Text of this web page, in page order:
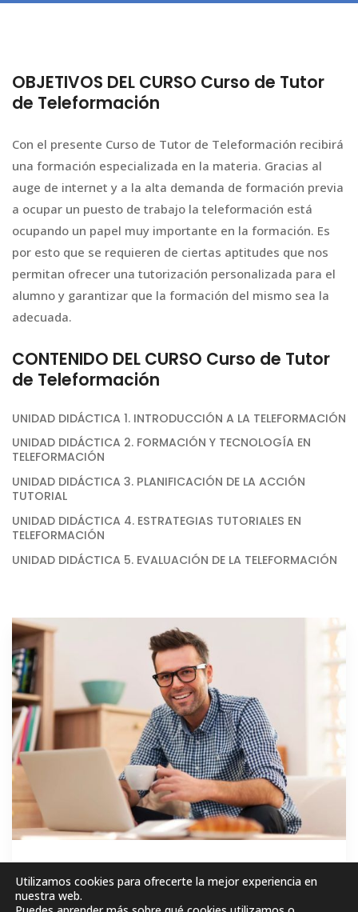
OBJETIVOS DEL CURSO Curso de Tutor
de Teleformación
Con el presente Curso de Tutor de Teleformación recibirá
una formación especializada en la materia. Gracias al
auge de internet y a la alta demanda de formación previa
a ocupar un puesto de trabajo la teleformación está
ocupando un papel muy importante en la formación. Es
por esto que se requieren de ciertas aptitudes que nos
permitan ofrecer una tutorización personalizada para el
alumno y garantizar que la formación del mismo sea la
adecuada.
CONTENIDO DEL CURSO Curso de Tutor
de Teleformación
UNIDAD DIDÁCTICA 1. INTRODUCCIÓN A LA TELEFORMACIÓN
UNIDAD DIDÁCTICA 2. FORMACIÓN Y TECNOLOGÍA EN
TELEFORMACIÓN
UNIDAD DIDÁCTICA 3. PLANIFICACIÓN DE LA ACCIÓN
TUTORIAL
UNIDAD DIDÁCTICA 4. ESTRATEGIAS TUTORIALES EN
TELEFORMACIÓN
UNIDAD DIDÁCTICA 5. EVALUACIÓN DE LA TELEFORMACIÓN
GRATIS
Utilizamos cookies para ofrecerte la mejor experiencia en
nuestra web.